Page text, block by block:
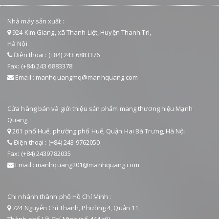
Nhà máy sản xuất :
924 Kim Giang, xã Thanh Liệt, Huyện Thanh Trì,
Hà Nội
Điện thoại : (+84) 243 6883376
Fax: (+84) 243 6883378
Email : manhquangmq@manhquang.com
Cửa hàng bán và giới thiệu sản phẩm mang thương hiệu Mạnh
Quang :
201 phố Huế, phường phố Huế, Quận Hai Bà Trưng, Hà Nội
Điện thoại : (+84) 243 9762050
Fax: (+84) 2439782035
Email : manhquang201@manhquang.com
Chi nhánh thành phố Hồ Chí Minh :
724 Nguyễn Chí Thanh, Phường 4, Quận 11,